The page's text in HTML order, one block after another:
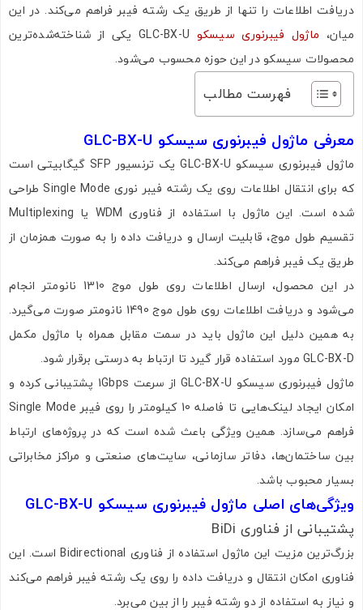
دریافت اطلاعات را تنها از طریق یک رشته فیبر فراهم می‌کند. در این
میان، ماژول فیبرنوری سیسکو
GLC-BX-U یکی از شناخته‌شده‌ترین
محصولات سیسکو در این حوزه محسوب می‌شود.
فهرست مطالب
معرفی ماژول فیبرنوری سیسکو GLC-BX-U
ماژول فیبرنوری سیسکو GLC-BX-U یک ترنسیور SFP گیگابیتی است
که برای انتقال اطلاعات روی یک رشته فیبر نوری Single Mode طراحی
شده است. این ماژول با استفاده از فناوری WDM یا Multiplexing
تقسیم طول موج، قابلیت ارسال و دریافت داده را به صورت همزمان از
طریق یک فیبر فراهم می‌کند.
در این محصول، ارسال اطلاعات روی طول موج 1310 نانومتر انجام
می‌شود و دریافت اطلاعات روی طول موج 1490 نانومتر صورت می‌گیرد.
به همین دلیل این ماژول باید در سمت مقابل همراه با ماژول مکمل
GLC-BX-D مورد استفاده قرار گیرد تا ارتباط به درستی برقرار شود.
ماژول فیبرنوری سیسکو GLC-BX-U از سرعت 1Gbps پشتیبانی کرده و
امکان ایجاد لینک‌هایی تا فاصله 10 کیلومتر را روی فیبر Single Mode
فراهم می‌سازد. همین ویژگی باعث شده است که در پروژه‌های ارتباط
بین ساختمان‌ها، دفاتر سازمانی، سایت‌های صنعتی و مراکز مخابراتی
بسیار محبوب باشد.
ویژگی‌های اصلی ماژول فیبرنوری سیسکو GLC-BX-U
پشتیبانی از فناوری BiDi
بزرگ‌ترین مزیت این ماژول استفاده از فناوری Bidirectional است. این
فناوری امکان انتقال و دریافت داده را روی یک رشته فیبر فراهم می‌کند
و نیاز به استفاده از دو رشته فیبر را از بین می‌برد.